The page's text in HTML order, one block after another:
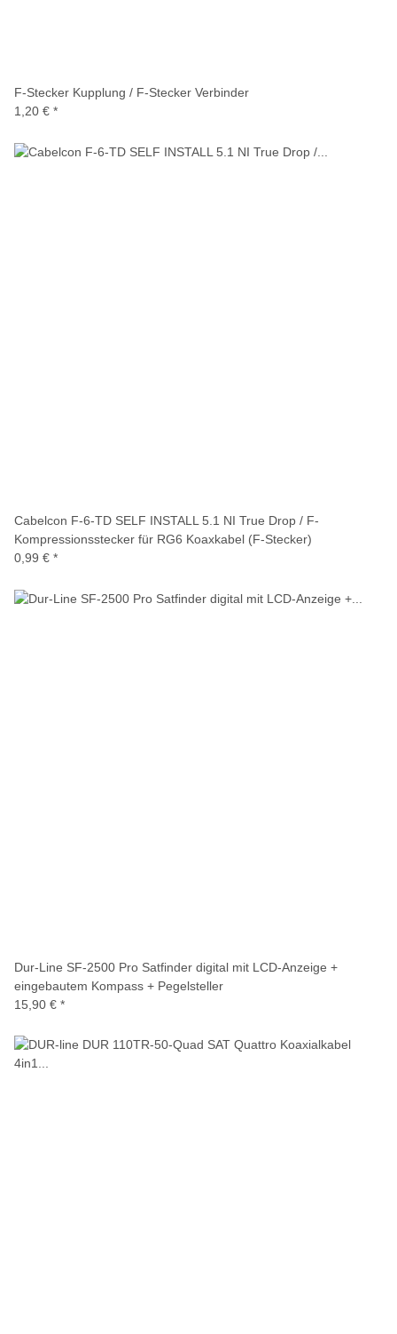
F-Stecker Kupplung / F-Stecker Verbinder
1,20 € *
Cabelcon F-6-TD SELF INSTALL 5.1 NI True Drop / F-
Kompressionsstecker für RG6 Koaxkabel (F-Stecker)
0,99 € *
Dur-Line SF-2500 Pro Satfinder digital mit LCD-Anzeige +
eingebautem Kompass + Pegelsteller
15,90 € *